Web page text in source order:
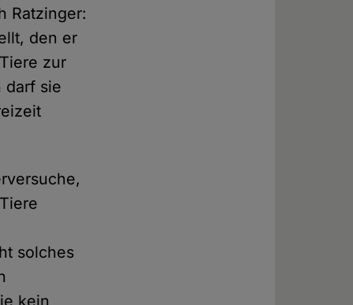
Ratzinger:
den er
zur
darf sie
solches